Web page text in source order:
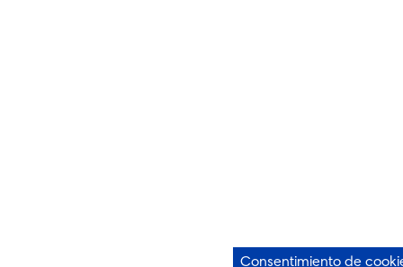
Consentimiento de